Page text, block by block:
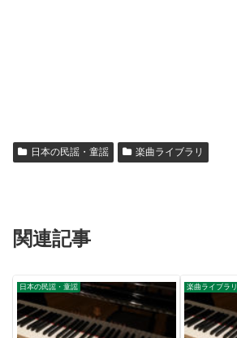
日本の民謡・童謡 楽曲ライブラリ
関連記事
日本の民謡・童謡 楽曲ライブラリ